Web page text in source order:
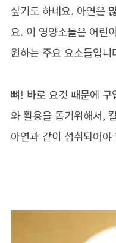
싶기도 하네요. 아연은
요. 이 영양소들은 어린
원하는 주요 요소들입니
뼈! 바로 요것 때문에
와 활용을 돕기위해서,
아연과 같이 섭취되어